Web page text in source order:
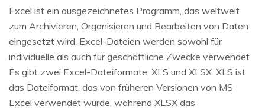
UBackit - Datensicherung
Excel ist ein ausgezeichnetes Programm, das weltweit
zum Archivieren, Organisieren und Bearbeiten von Daten
eingesetzt wird. Excel-Dateien werden sowohl für
individuelle als auch für geschäftliche Zwecke verwendet.
Es gibt zwei Excel-Dateiformate, XLS und XLSX. XLS ist
das Dateiformat, das von früheren Versionen von MS
Excel verwendet wurde, während XLSX das